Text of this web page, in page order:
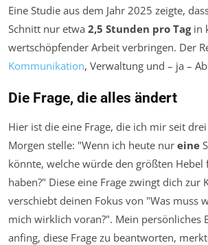
Eine Studie aus dem Jahr 2025 zeigte,
Schnitt nur etwa 2,5 Stunden pro Tagin
wertschöpfender Arbeit verbringen. Der
Kommunikation, Verwaltung und – ja –
Die Frage, die alles ändert
Hier ist die eine Frage, die ich mir seit drei
Morgen stelle: "Wenn ich heute nur eine
könnte, welche würde den größten Hebel
haben?" Diese eine Frage zwingt dich zur
verschiebt deinen Fokus von "Was muss
mich wirklich voran?". Mein persönliches
anfing, diese Frage zu beantworten,